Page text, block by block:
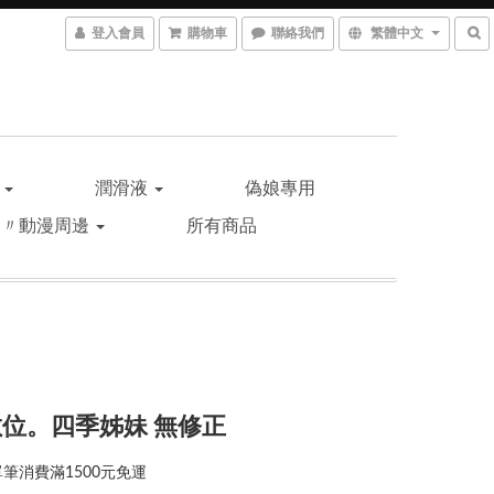
登入會員 購物車 聯絡我們 繁體中文
潤滑液 偽娘專用
動漫周邊 所有商品
。四季姊妹 無修正
消費滿1500元免運